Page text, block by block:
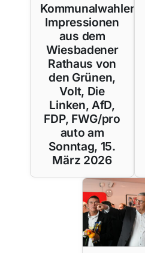
Kommunalwahlen:
Impressionen
aus dem
Wiesbadener
Rathaus von
den Grünen,
Volt, Die
Linken, AfD,
FDP, FWG/pro
auto am
Sonntag, 15.
März 2026